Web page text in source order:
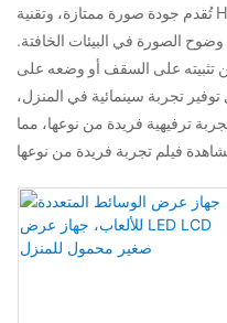
تُقدم جودة صورة ممتازة، وتقنية HDR تُعزز التباين وأداء الألوان، كما
الصورة في البيئات الخافتة.
تثبيته على السقف أو وضعه على
تجربة سينمائية في المنزل،
ترفيهية فريدة من نوعها، مما